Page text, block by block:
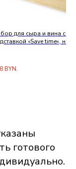
для сыра и вина со
«Save time»,
BYN.
готового